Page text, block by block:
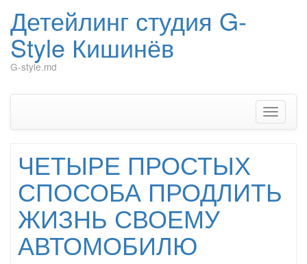
Детейлинг студия G-
Style Кишинёв
G-style.md
Скрыть
ЧЕТЫРЕ ПРОСТЫХ
СПОСОБА ПРОДЛИТЬ
ЖИЗНЬ СВОЕМУ
АВТОМОБИЛЮ